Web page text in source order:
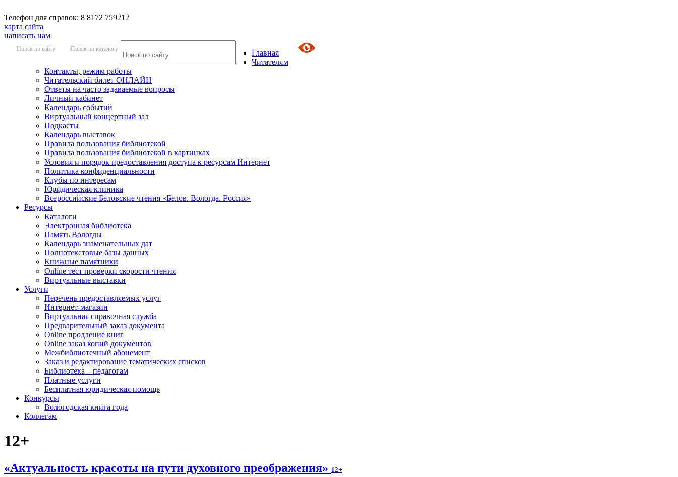
Телефон для справок: 8 8172 759212
карта сайта
написать нам
Поиск по сайту Поиск по каталогу
Главная
Читателям
Контакты, режим работы
Читательский билет ОНЛАЙН
Ответы на часто задаваемые вопросы
Личный кабинет
Календарь событий
Виртуальный концертный зал
Подкасты
Календарь выставок
Правила пользования библиотекой
Правила пользования библиотекой в картинках
Условия и порядок предоставления доступа к ресурсам Интернет
Политика конфиденциальности
Клубы по интересам
Юридическая клиника
Всероссийские Беловские чтения «Белов. Вологда. Россия»
Ресурсы
Каталоги
Электронная библиотека
Память Вологды
Календарь знаменательных дат
Полнотекстовые базы данных
Книжные памятники
Online тест проверки скорости чтения
Виртуальные выставки
Услуги
Перечень предоставляемых услуг
Интернет-магазин
Виртуальная справочная служба
Предварительный заказ документа
Online продление книг
Online заказ копий документов
Межбиблиотечный абонемент
Заказ и редактирование тематических списков
Библиотека – педагогам
Платные услуги
Бесплатная юридическая помощь
Конкурсы
Вологодская книга года
Коллегам
12+
«Актуальность красоты на пути духовного преображения» 12+